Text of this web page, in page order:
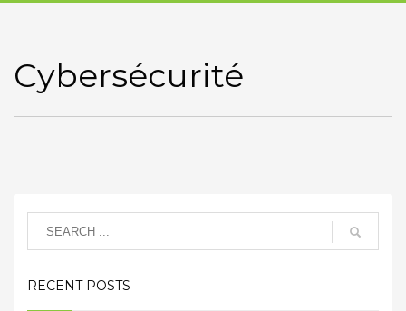
Cybersécurité
RECENT POSTS